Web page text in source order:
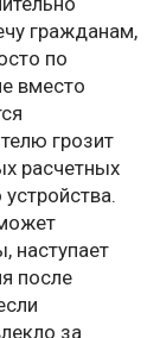
гражданам,
по
вместо
грозит
расчетных
наступает
после
за